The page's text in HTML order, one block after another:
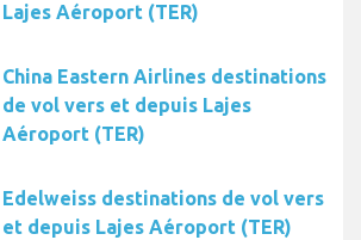
Lajes Aéroport (TER)
China Eastern Airlines destinations
de vol vers et depuis Lajes
Aéroport (TER)
Edelweiss destinations de vol vers
et depuis Lajes Aéroport (TER)